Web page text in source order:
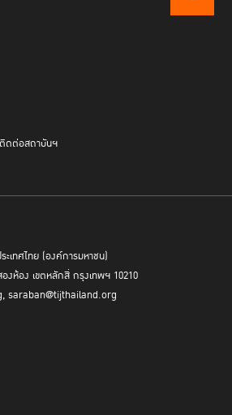
ดต่อสถาบันฯ
เทศไทย (องค์การมหาชน)
งห้อง เขตหลักสี่ กรุงเทพฯ 10210
saraban@tijthailand.org